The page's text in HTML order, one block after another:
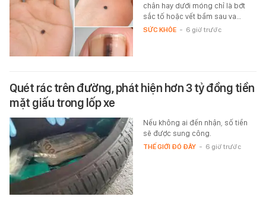
chân hay dưới móng chỉ là bớt
sắc tố hoặc vết bầm sau va…
SỨC KHỎE - 6 giờ trước
Quét rác trên đường, phát hiện hơn 3 tỷ đồng tiền
mặt giấu trong lốp xe
Nếu không ai đến nhận, số tiền
sẽ được sung công.
THẾ GIỚI ĐÓ ĐÂY - 6 giờ trước